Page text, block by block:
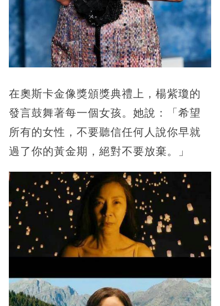
在奧斯卡金像獎頒獎典禮上，楊紫瓊的
發言鼓舞著每一個女孩。她說：「希望
所有的女性，不要聽信任何人說你早就
過了你的黃金期，絕對不要放棄。」